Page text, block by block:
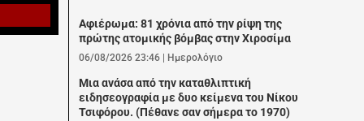
Αφιέρωμα: 81 χρόνια από την ρίψη της
πρώτης ατομικής βόμβας στην Χιροσίμα
06/08/2026 23:46 | Ημερολόγιο
Μια ανάσα από την καταθλιπτική
ειδησεογραφία με δυο κείμενα του Νίκου
Τσιφόρου. (Πέθανε σαν σήμερα το 1970)